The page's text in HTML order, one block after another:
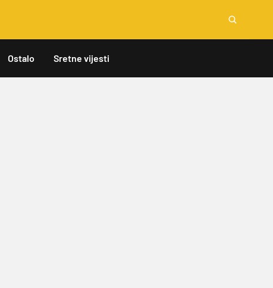
Ostalo Sretne vijesti